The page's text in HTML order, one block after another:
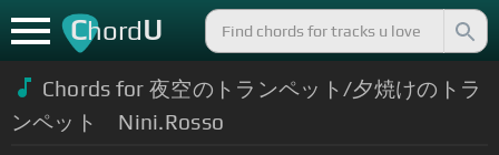
ChordU
Chords for 夜空のトランペット/夕焼けのトラ
ンペット Nini.Rosso